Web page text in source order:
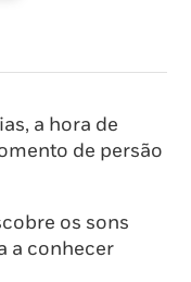
a hora de
de persão
os sons
a conhecer